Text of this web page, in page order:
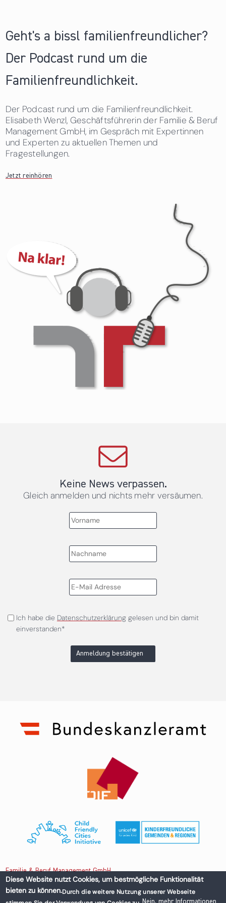
Geht's a bissl familienfreundlicher?
Der Podcast rund um die
Familienfreundlichkeit.
Der Podcast rund um die Familienfreundlichkeit.
Elisabeth Wenzl, Geschäftsführerin der Familie & Beruf
Management GmbH, im Gespräch mit Expertinnen
und Experten zu aktuellen Themen und
Fragestellungen.
Jetzt reinhören
Keine News verpassen.
Gleich anmelden und nichts mehr versäumen.
Ich habe die Datenschutzerklärunggelesen und bin damit
einverstanden*
Anmeldung bestätigen
Familie & Beruf Management GmbH
Untere Donaustraße 13-15/3 1020 Wien, Austria
Diese Website nutzt Cookies, um bestmögliche Funktionalität
bieten zu können.Durch die weitere Nutzung unserer Webseite
Nein, mehr Informationen